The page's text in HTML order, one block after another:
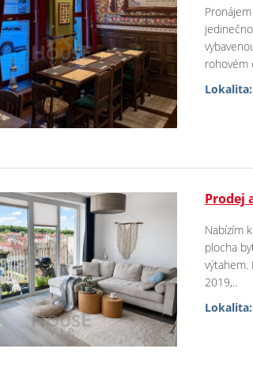
rohovém
Lokalita:
Prodej
Nabízím
plocha
výtahem.
2019,..
Lokalita: